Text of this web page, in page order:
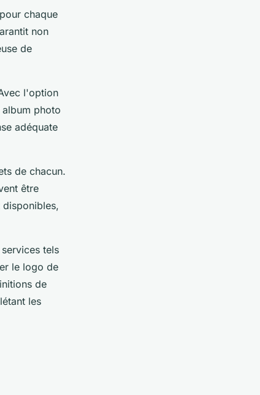
pour chaque
non
de
l'option
album photo
adéquate
de chacun.
être
tels
le logo de
de
les